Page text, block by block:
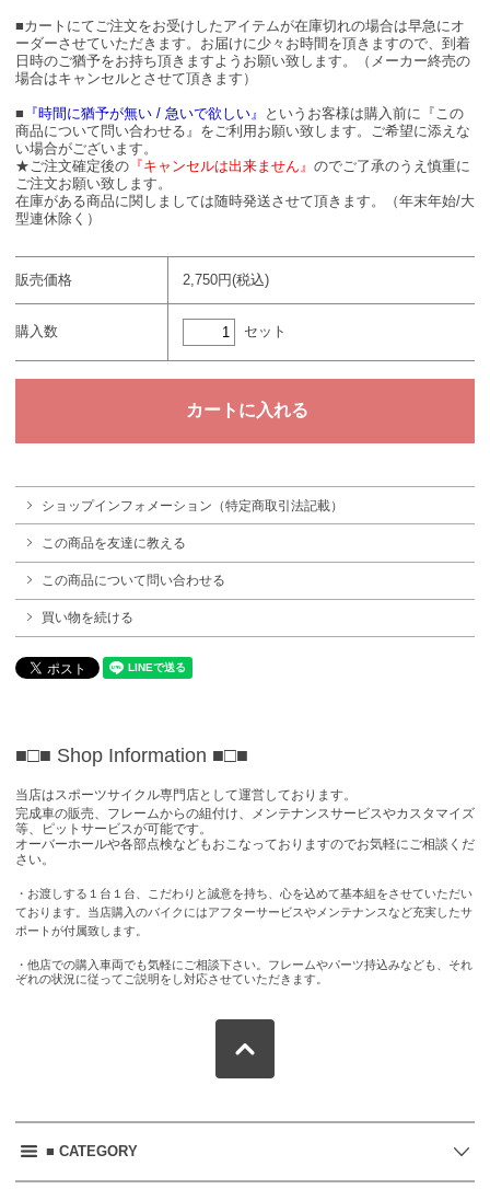
■カートにてご注文をお受けしたアイテムが在庫切れの場合は早急にオ
ーダーさせていただきます。お届けに少々お時間を頂きますので、到着
日時のご猶予をお持ち頂きますようお願い致します。（メーカー終売の
場合はキャンセルとさせて頂きます）
■ 『時間に猶予が無い / 急いで欲しい』
というお客様は購入前に『この
商品について問い合わせる』をご利用お願い致します。ご希望に添えな
い場合がございます。
★ご注文確定後の 『キャンセルは出来ません』 のでご了承のうえ慎重に
ご注文お願い致します。
在庫がある商品に関しましては随時発送させて頂きます。（年末年始/大
型連休除く）
販売価格 2,750円(税込)
購入数 セット
ショップインフォメーション（特定商取引法記載）
この商品を友達に教える
この商品について問い合わせる
買い物を続ける
■□■ Shop Information ■□■
当店はスポーツサイクル専門店として運営しております。
完成車の販売、フレームからの組付け、メンテナンスサービスやカスタマイズ
等、ピットサービスが可能です。
オーバーホールや各部点検などもおこなっておりますのでお気軽にご相談くだ
さい。
・お渡しする１台１台、こだわりと誠意を持ち、心を込めて基本組をさせていただい
ております。当店購入のバイクにはアフターサービスやメンテナンスなど充実したサ
ポートが付属致します。
・他店での購入車両でも気軽にご相談下さい。フレームやパーツ持込みなども、それ
ぞれの状況に従ってご説明をし対応させていただきます。
■ CATEGORY